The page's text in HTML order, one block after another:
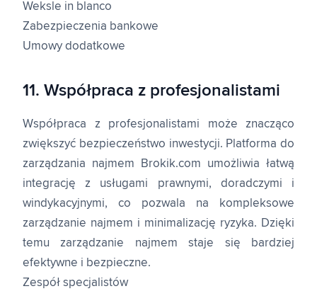
Weksle in blanco
Zabezpieczenia bankowe
Umowy dodatkowe
11. Współpraca z profesjonalistami
Współpraca z profesjonalistami może znacząco
zwiększyć bezpieczeństwo inwestycji. Platforma do
zarządzania najmem Brokik.com umożliwia łatwą
integrację z usługami prawnymi, doradczymi i
windykacyjnymi, co pozwala na kompleksowe
zarządzanie najmem i minimalizację ryzyka. Dzięki
temu zarządzanie najmem staje się bardziej
efektywne i bezpieczne.
Zespół specjalistów